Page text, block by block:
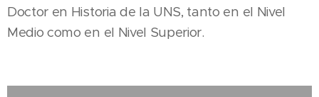
Doctor en Historia de la UNS, tanto en el Nivel
Medio como en el Nivel Superior.